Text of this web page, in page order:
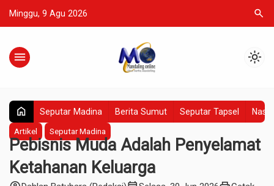
Minggu, 9 Agu 2026 search
menu light_mode
home Seputar Madina Berita Sumut Seputar Tapsel
Artikel
Seputar Madina
Pebisnis Muda Adalah Penyelamat
Ketahanan Keluarga